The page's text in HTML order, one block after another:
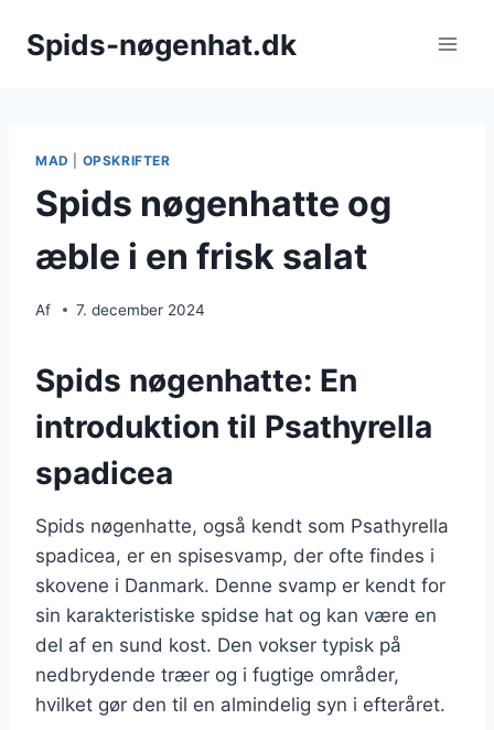
Spids-nøgenhat.dk
MAD OPSKRIFTER
Spids nøgenhatte og
æble i en frisk salat
Af 7. december 2024
Spids nøgenhatte: En
introduktion til Psathyrella
spadicea
Spids nøgenhatte, også kendt som Psathyrella
spadicea, er en spisesvamp, der ofte findes i
skovene i Danmark. Denne svamp er kendt for
sin karakteristiske spidse hat og kan være en
del af en sund kost. Den vokser typisk på
nedbrydende træer og i fugtige områder,
hvilket gør den til en almindelig syn i efteråret.